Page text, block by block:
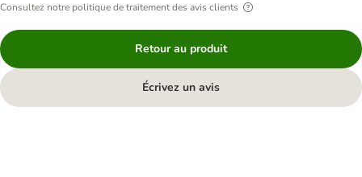
Consultez notre politique de traitement des avis clients
Retour au produit
Écrivez un avis